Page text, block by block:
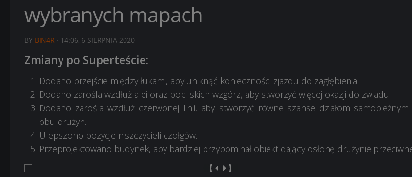
wybranych mapach
BY BIN4R · 14:06, 6 SIERPNIA 2020
Zmiany po Superteście:
Dodano przejście między łukami, aby uniknąć konieczności zjazdu do zagłębienia.
Dodano zarośla wzdłuż alei oraz pobliskich wzgórz, aby stworzyć więcej okazji do zwiadu.
Dodano zarośla wzdłuż czerwonej linii, aby stworzyć równe szanse działom samobieżnym
obu drużyn.
Ulepszono pozycje niszczycieli czołgów.
Przeprojektowano budynek, aby bardziej przypominał obiekt dający osłonę drużynie